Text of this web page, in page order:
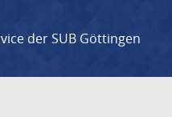
der SUB Göttingen